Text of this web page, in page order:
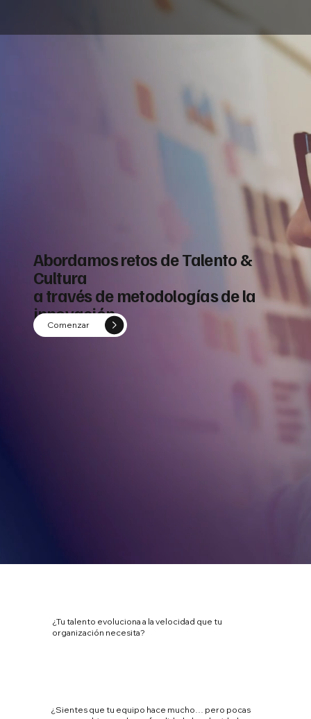
Abordamos retos de Talento &
Cultura
a través de metodologías de la
innovación.
Comenzar
¿Tu talento evoluciona a la velocidad que tu
organización necesita?
¿Sientes que tu equipo hace mucho… pero pocas